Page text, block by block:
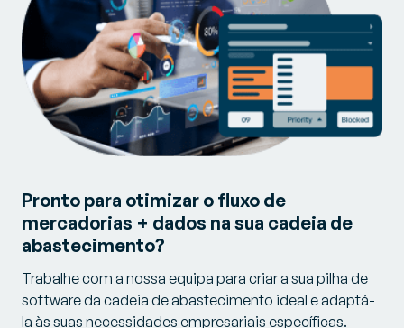
Pronto para otimizar o fluxo de
mercadorias + dados na sua cadeia de
abastecimento?
Trabalhe com a nossa equipa para criar a sua pilha de
software da cadeia de abastecimento ideal e adaptá-
la às suas necessidades empresariais específicas.